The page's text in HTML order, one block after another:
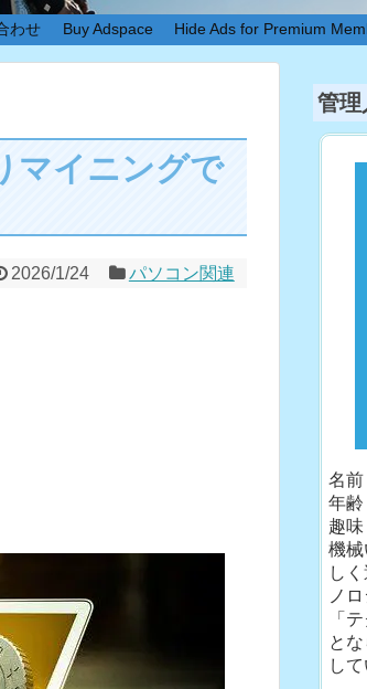
わせ Buy Adspace Hide Ads for Premium
マイニングで
2026/1/24 パソコン関連
管理
名前
年齢
趣
機
し
ノ
「
と
し